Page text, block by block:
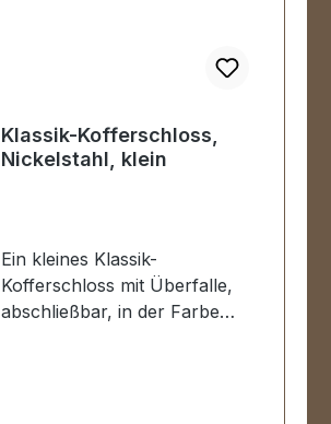
Klassik-Kofferschloss,
Nickelstahl, klein
Ein kleines Klassik-
Kofferschloss mit Überfalle,
abschließbar, in der Farbe